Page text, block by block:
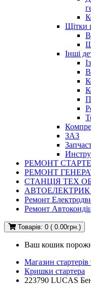
Щітки
Інші
ЗАЗ
РЕМОНТ
РЕМОНТ
СТАНЦІЯ ТЕХ
АВТОЕЛЕКТРИК
Ремонт
Ремонт
Товарів: 0 ( 0.00грн.)
Ваш кошик
Магазин стартерів
Кришки стартера
223790 LUCAS